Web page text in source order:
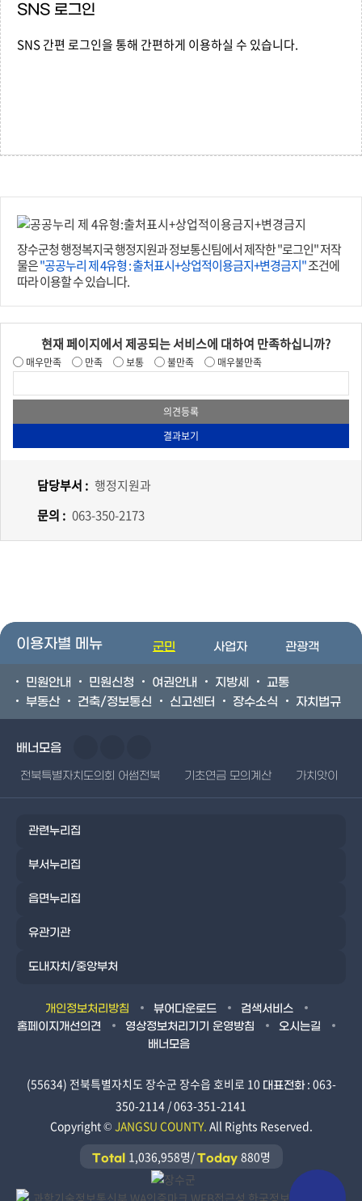
SNS 로그인
SNS 간편 로그인을 통해 간편하게 이용하실 수 있습니다.
장수군청 행정복지국 행정지원과 정보통신팀에서 제작한 "로그인" 저작
물은"공공누리 제 4유형 : 출처표시+상업적이용금지+변경금지"조건에
따라 이용할 수 있습니다.
현재 페이지에서 제공되는 서비스에 대하여 만족하십니까?
매우만족 만족 보통 불만족 매우불만족
담당부서 : 행정지원과
문의 : 063-350-2173
이용자별 메뉴 군민 사업자 관광객
민원안내 민원신청 여권안내 지방세
교통
부동산
건축/정보통신 신고센터 장수소식 자치법규
배너모음
전북특별자치도의회 어썸전북 기초연금 모의계산 가치앗이
관련누리집
부서누리집
읍면누리집
유관기관
도내자치/중앙부처
개인정보처리방침 뷰어다운로드
검색서비스
홈페이지개선의견
영상정보처리기기 운영방침
오시는길
배너모음
(55634) 전북특별자치도 장수군 장수읍 호비로 10 대표전화: 063-
350-2114 / 063-351-2141
Copyright © JANGSU COUNTY. All Rights Reserved.
Total 1,036,958명/Today 880명